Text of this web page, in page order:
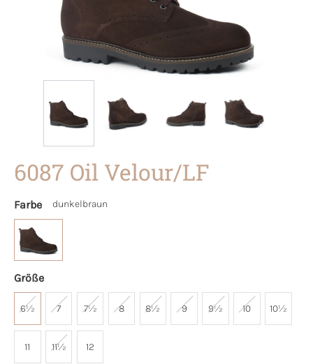
6087 Oil Velour/LF
Farbe dunkelbraun
Größe
6½ 7 7½ 8 8½ 9 9½ 10 10½
11 11½ 12